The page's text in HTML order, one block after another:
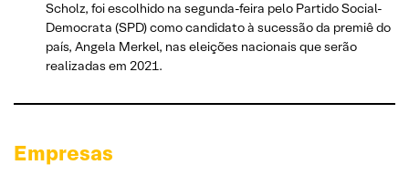
Scholz, foi escolhido na segunda-feira pelo Partido Social-
Democrata (SPD) como candidato à sucessão da premiê do
país, Angela Merkel, nas eleições nacionais que serão
realizadas em 2021.
Empresas